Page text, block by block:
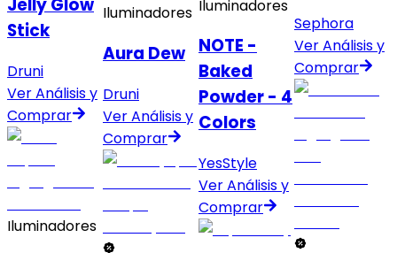
Jelly Glow
Stick
Druni
Ver Análisis y
Comprar
Iluminadores
Iluminadores
Aura Dew
Druni
Ver Análisis y
Comprar
Iluminadores
NOTE -
Baked
Powder - 4
Colors
YesStyle
Ver Análisis y
Comprar
Sephora
Ver Análisis y
Comprar